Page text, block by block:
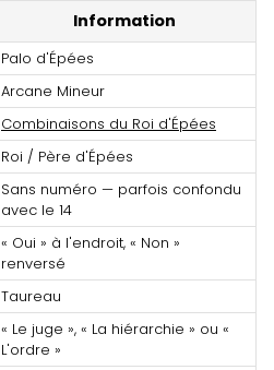
Information
Palo d'Épées
Arcane Mineur
Combinaisons du Roi d'Épées
Roi / Père d'Épées
Sans numéro — parfois confondu
avec le 14
« Oui » à l'endroit, « Non »
renversé
Taureau
« Le juge », « La hiérarchie » ou «
L'ordre »